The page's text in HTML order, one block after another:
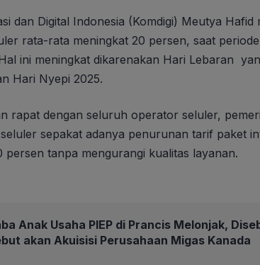
dan Digital Indonesia (Komdigi) Meutya Hafid
rata-rata meningkat 20 persen, saat
ini meningkat dikarenakan Hari Lebaran
Hari Nyepi 2025.
rapat dengan seluruh operator seluler,
sepakat adanya penurunan tarif paket
persen tanpa mengurangi kualitas layanan.
Anak Usaha PIEP di Prancis Melonjak,
akan Akuisisi Perusahaan Migas Kanada